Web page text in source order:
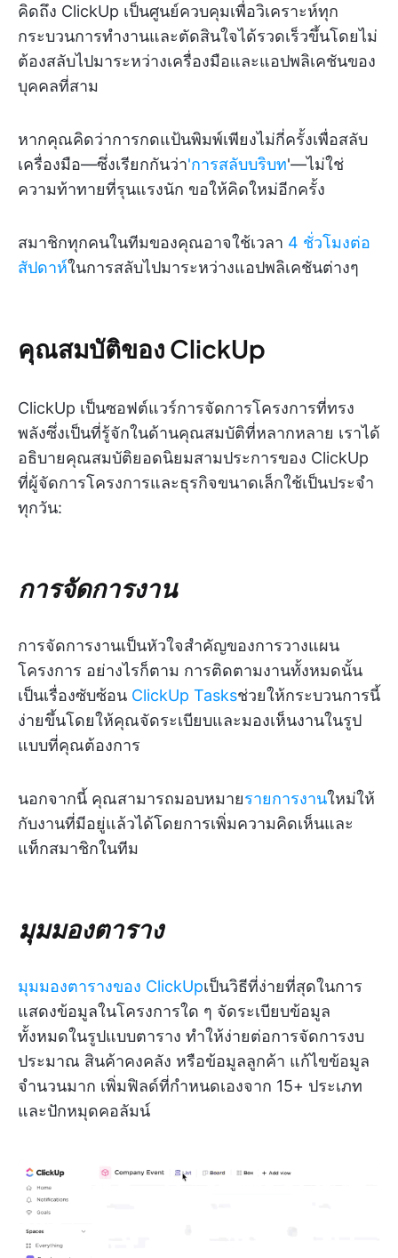
คิดถึง ClickUp เป็นศูนย์ควบคุมเพื่อวิเคราะห์ทุก
กระบวนการทำงานและตัดสินใจได้รวดเร็วขึ้นโดยไม่
ต้องสลับไปมาระหว่างเครื่องมือและแอปพลิเคชันของ
บุคคลที่สาม
หากคุณคิดว่าการกดแป้นพิมพ์เพียงไม่กี่ครั้งเพื่อสลับ
เครื่องมือ—ซึ่งเรียกกันว่า'การสลับบริบท'—ไม่ใช่
ความท้าทายที่รุนแรงนัก ขอให้คิดใหม่อีกครั้ง
สมาชิกทุกคนในทีมของคุณอาจใช้เวลา 4 ชั่วโมงต่อ
สัปดาห์ในการสลับไปมาระหว่างแอปพลิเคชันต่างๆ
คุณสมบัติของ ClickUp
ClickUp เป็นซอฟต์แวร์การจัดการโครงการที่ทรง
พลังซึ่งเป็นที่รู้จักในด้านคุณสมบัติที่หลากหลาย เราได้
อธิบายคุณสมบัติยอดนิยมสามประการของ ClickUp
ที่ผู้จัดการโครงการและธุรกิจขนาดเล็กใช้เป็นประจำ
ทุกวัน:
การจัดการงาน
การจัดการงานเป็นหัวใจสำคัญของการวางแผน
โครงการ อย่างไรก็ตาม การติดตามงานทั้งหมดนั้น
เป็นเรื่องซับซ้อน ClickUp Tasksช่วยให้กระบวนการนี้
ง่ายขึ้นโดยให้คุณจัดระเบียบและมองเห็นงานในรูป
แบบที่คุณต้องการ
นอกจากนี้ คุณสามารถมอบหมายรายการงานใหม่ให้
กับงานที่มีอยู่แล้วได้โดยการเพิ่มความคิดเห็นและ
แท็กสมาชิกในทีม
มุมมองตาราง
มุมมองตารางของ ClickUpเป็นวิธีที่ง่ายที่สุดในการ
แสดงข้อมูลในโครงการใด ๆ จัดระเบียบข้อมูล
ทั้งหมดในรูปแบบตาราง ทำให้ง่ายต่อการจัดการงบ
ประมาณ สินค้าคงคลัง หรือข้อมูลลูกค้า แก้ไขข้อมูล
จำนวนมาก เพิ่มฟิลด์ที่กำหนดเองจาก 15+ ประเภท
และปักหมุดคอลัมน์